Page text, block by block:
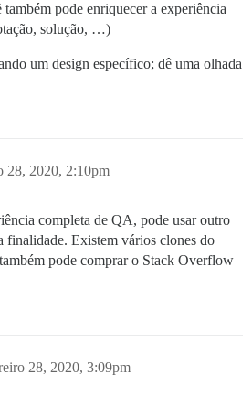
pode enriquecer a experiência
solução, …)
um design específico; dê uma olhada
28, 2020, 2:10pm
completa de QA, pode usar outro
finalidade. Existem vários clones do
pode comprar o Stack Overflow
28, 2020, 3:09pm